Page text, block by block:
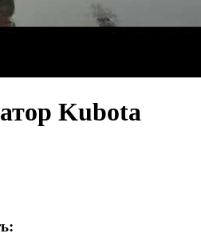
Kubota